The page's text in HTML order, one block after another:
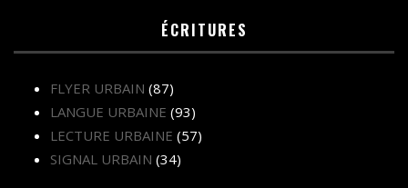
ÉCRITURES
FLYER URBAIN (87)
LANGUE URBAINE (93)
LECTURE URBAINE (57)
SIGNAL URBAIN (34)